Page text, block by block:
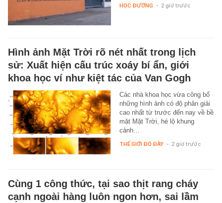
HỌC ĐƯỜNG - 2 giờ trước
Hình ảnh Mặt Trời rõ nét nhất trong lịch
sử: Xuất hiện cấu trúc xoáy bí ẩn, giới
khoa học ví như kiệt tác của Van Gogh
Các nhà khoa học vừa công bố
những hình ảnh có độ phân giải
cao nhất từ trước đến nay về bề
mặt Mặt Trời, hé lộ khung
cảnh…
THẾ GIỚI ĐÓ ĐÂY - 2 giờ trước
Cùng 1 công thức, tại sao thịt rang cháy
cạnh ngoài hàng luôn ngon hơn, sai lầm